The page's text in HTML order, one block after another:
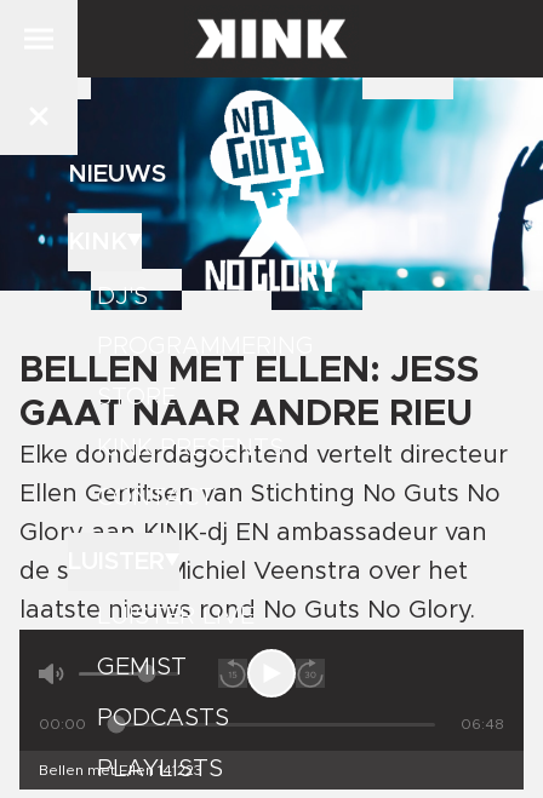
NIEUWS
DJ'S
STORE
KINK PRESENTS
CONTACT
LUISTER LIVE
GEMIST
PODCASTS
PLAYLISTS
BELLEN MET ELLEN: JESS
GAAT NAAR ANDRE RIEU
Elke donderdagochtend vertelt directeur
Ellen Gerritsen van Stichting No Guts No
Glory aan KINK-dj EN ambassadeur van
de stichting Michiel Veenstra over het
laatste nieuws rond No Guts No Glory.
00:00 06:48
Bellen met Ellen 141223